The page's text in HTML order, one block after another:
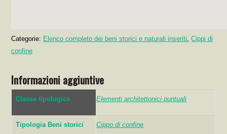
Categorie: Elenco completo dei beni storici e naturali inseriti ,Cippi di
confine
Informazioni aggiuntive
Classe tipologica Elementi architettonici puntuali
Tipologia Beni storici Cippo di confine